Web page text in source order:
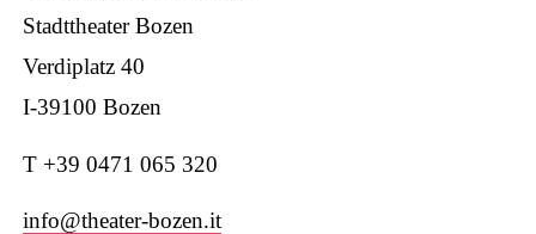
Stadttheater Bozen
Verdiplatz 40
I-39100 Bozen
T +39 0471 065 320
info@theater-bozen.it
W